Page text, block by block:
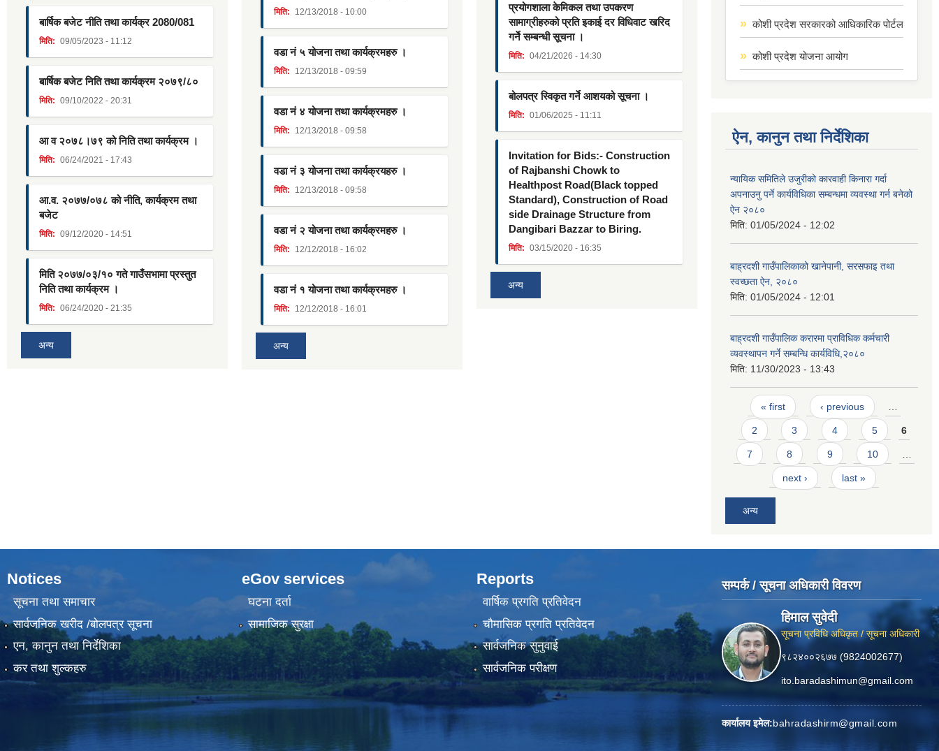
बार्षिक बजेट नीति तथा कार्यक्र 2080/081
मिति: 09/05/2023 - 11:12
बार्षिक बजेट निति तथा कार्यक्रम २०७९/८०
मिति: 09/10/2022 - 20:31
आ व २०७८।७९ को निति तथा कार्यक्रम ।
मिति: 06/24/2021 - 17:43
आ.व. २०७७/०७८ को नीति, कार्यक्रम तथा
बजेट
मिति: 09/12/2020 - 14:51
मिति २०७७/०३/१० गते गाउँसभामा प्रस्तुत
निति तथा कार्यक्रम ।
मिति: 06/24/2020 - 21:35
अन्य
मिति: 12/13/2018 - 10:00
वडा नं ५ योजना तथा कार्यक्रमहरु ।
मिति: 12/13/2018 - 09:59
वडा नं ४ योजना तथा कार्यक्रमहरु ।
मिति: 12/13/2018 - 09:58
वडा नं ३ योजना तथा कार्यक्रयहरु ।
मिति: 12/13/2018 - 09:58
वडा नं २ योजना तथा कार्यक्रमहरु ।
मिति: 12/12/2018 - 16:02
वडा नं १ योजना तथा कार्यक्रमहरु ।
मिति: 12/12/2018 - 16:01
अन्य
प्रयोगशाला केमिकल तथा उपकरण
सामाग्रीहरुको प्रति इकाई दर विधिवाट खरिद
गर्ने सम्बन्धी सूचना ।
मिति: 04/21/2026 - 14:30
बोलपत्र स्विकृत गर्ने आशयको सूचना ।
मिति: 01/06/2025 - 11:11
Invitation for Bids:- Construction
of Rajbanshi Chowk to
Healthpost Road(Black topped
Standard), Construction of Road
side Drainage Structure from
Dangibari Bazzar to Biring.
मिति: 03/15/2020 - 16:35
अन्य
कोशी प्रदेश सरकारको आधिकारिक पोर्टल
कोशी प्रदेश योजना आयोग
ऐन, कानुन तथा निर्देशिका
न्यायिक समितिले उजुरीको कारवाही किनारा गर्दा
अपनाउनु पर्ने कार्यविधिका सम्बन्धमा व्यवस्था गर्न बनेको
ऐन २०८०
मिति: 01/05/2024 - 12:02
बाह्रदशी गाउँपालिकाको खानेपानी, सरसफाइ तथा
स्वच्छता ऐन, २०८०
मिति: 01/05/2024 - 12:01
बाह्रदशी गाउँपालिक करारमा प्राविधिक कर्मचारी
व्यवस्थापन गर्ने सम्बन्धि कार्यविधि,२०८०
मिति: 11/30/2023 - 13:43
Pages
« first ‹ previous …
2 3 4 5 6
7 8 9 10 …
next › last »
अन्य
Notices
सूचना तथा समाचार
सार्वजनिक खरीद /बोलपत्र सूचना
एन, कानुन तथा निर्देशिका
कर तथा शुल्कहरु
eGov services
घटना दर्ता
सामाजिक सुरक्षा
Reports
वार्षिक प्रगति प्रतिवेदन
चौमासिक प्रगति प्रतिवेदन
सार्वजनिक सुनुवाई
सार्वजनिक परीक्षण
सम्पर्क / सूचना अधिकारी विवरण
हिमाल सुवेदी
सूचना प्रविधि अधिकृत / सूचना अधिकारी
९८२४००२६७७ (9824002677)
ito.baradashimun@gmail.com
कार्यालय इमेल:bahradashirm@gmail.com